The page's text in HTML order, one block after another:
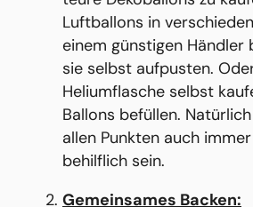
Luftballons in
einem günstigen Händler
sie selbst aufpusten.
Heliumflasche selbst
Ballons befüllen.
allen Punkten auch
behilflich sein.
Gemeinsames Backen: